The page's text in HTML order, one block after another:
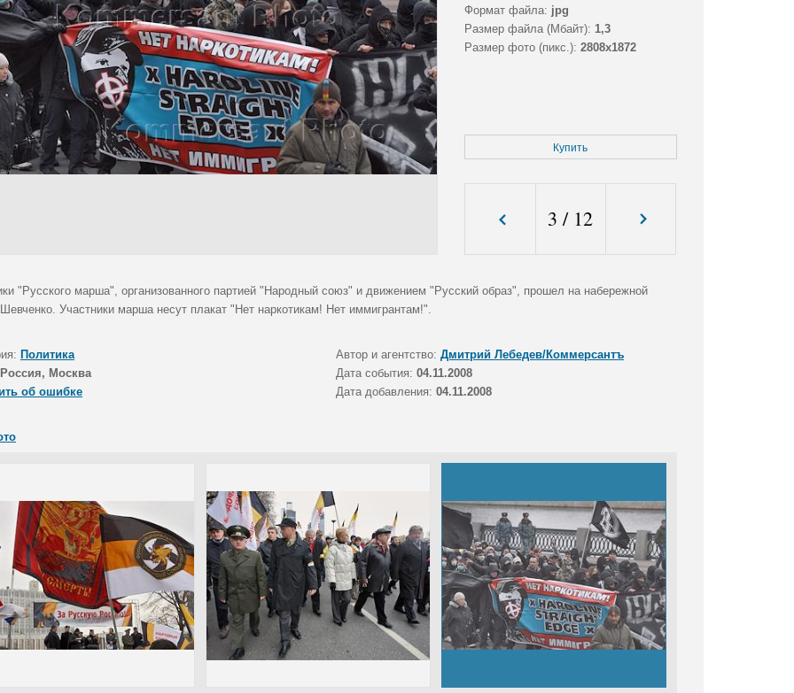
Формат файла: jpg
Размер файла (Мбайт): 1,3
Размер фото (пикс.): 2808x1872
Купить
3 / 12
"Русского марша", организованного партией "Народный союз" и движением "Русский образ", прошел на набережной
Участники марша несут плакат "Нет наркотикам! Нет иммигрантам!".
Политика Автор и агентство: Дмитрий Лебедев/Коммерсантъ
Россия, Москва Дата события: 04.11.2008
об ошибке
Дата добавления: 04.11.2008